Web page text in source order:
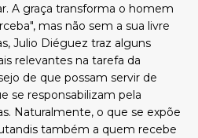
A graça transforma o homem
mas não sem a sua livre
Julio Diéguez traz alguns
relevantes na tarefa da
de que possam servir de
se responsabilizam pela
Naturalmente, o que se expõe
também a quem recebe